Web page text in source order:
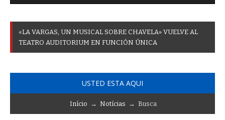
«LA VARGAS UN MUSICAL SOBRE CHAVELA» VUELVE AL
TEATRO AUDITORIUM EN FUNCIÓN ÚNICA
USTED ESTA AQUI
Início → Notícias → Busca